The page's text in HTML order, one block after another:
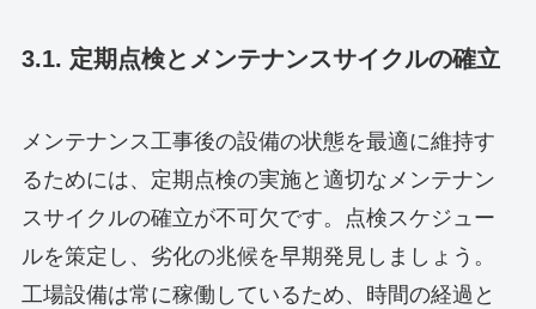
3.1. 定期点検とメンテナンスサイクルの確立
メンテナンス工事後の設備の状態を最適に維持す
るためには、定期点検の実施と適切なメンテナン
スサイクルの確立が不可欠です。点検スケジュー
ルを策定し、劣化の兆候を早期発見しましょう。
工場設備は常に稼働しているため、時間の経過と